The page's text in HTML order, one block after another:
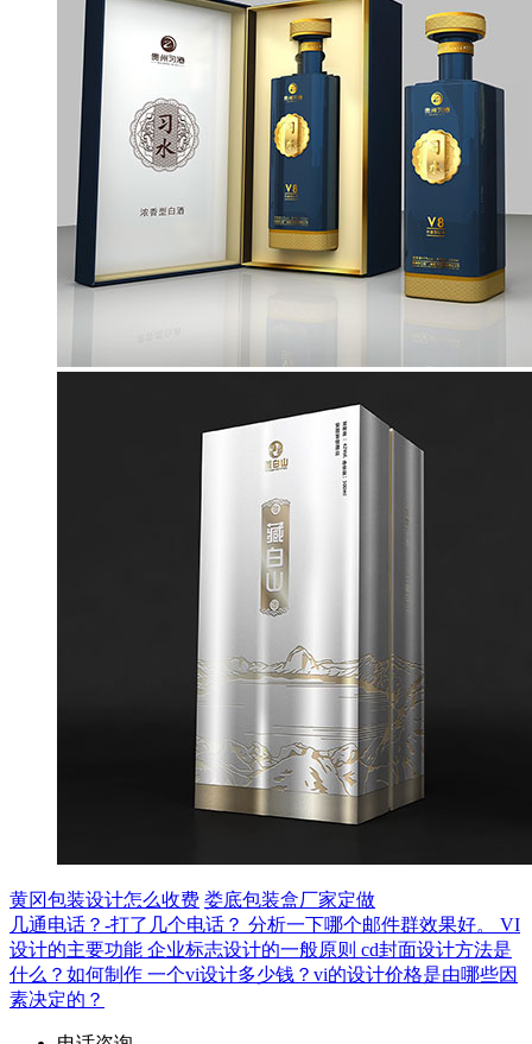
黄冈包装设计怎么收费 娄底包装盒厂家定做
几通电话？-打了几个电话？ 分析一下哪个邮件群效果好。 VI
设计的主要功能 企业标志设计的一般原则 cd封面设计方法是
什么？如何制作 一个vi设计多少钱？vi的设计价格是由哪些因
素决定的？